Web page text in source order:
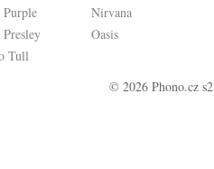
Purple
Tull
Nirvana
Oasis
© 2026 Phono.cz s2